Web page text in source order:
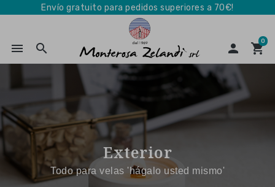
Envío gratuito para pedidos superiores a 70€!
search
menu  shopping_cart
0
Exterior
Todo para velas 'hágalo usted mismo'